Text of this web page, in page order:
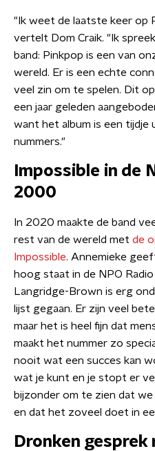
"Ik weet de laatste keer op
vertelt Dom Craik. "Ik
band: Pinkpop is een van
wereld. Er is een echte
veel zin om te spelen. Dit
een jaar geleden
want het album is een tijdje
nummers."
Impossible in de
2000
In 2020 maakte de band
rest van de wereld met de
Impossible. Annemieke
hoog staat in de NPO
Langridge-Brown is erg
lijst gegaan. Er zijn veel
maar het is heel fijn dat
maakt het nummer zo
nooit wat een succes kan
wat je kunt en je stopt er
bijzonder om te zien dat
en dat het zoveel doet in
Dronken gesprek